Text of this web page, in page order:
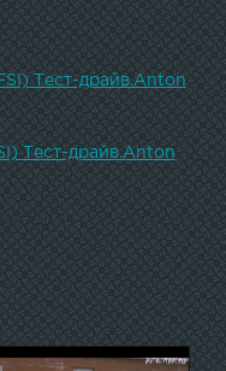
Тест-драйв.Anton
Тест-драйв.Anton